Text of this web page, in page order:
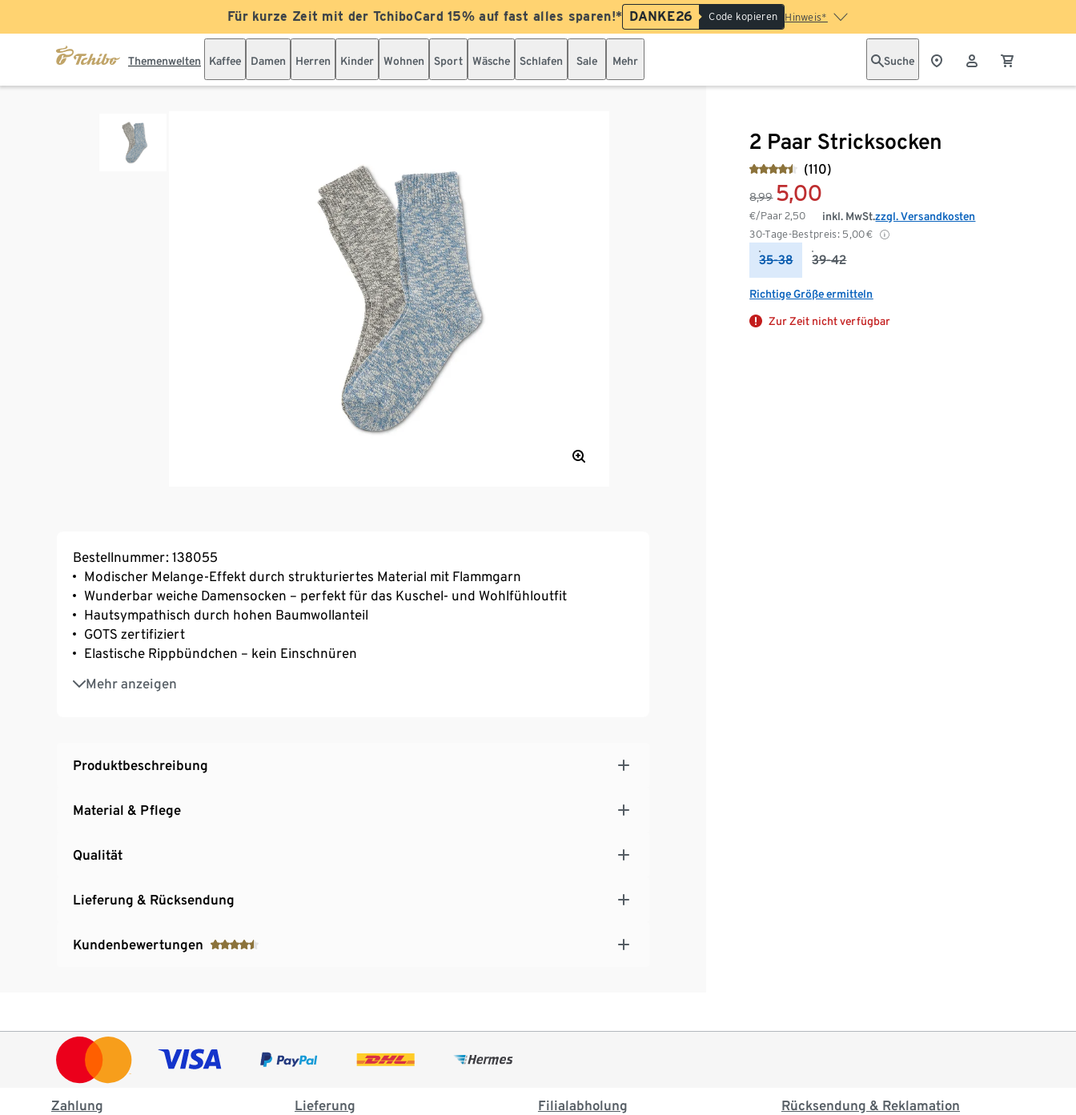
Für kurze Zeit mit der TchiboCard 15% auf fast alles sparen!* DANKE26 Code kopieren Hinweis*
Themenwelten Kaffee Damen Herren Kinder Wohnen Sport Wäsche Schlafen Sale Mehr Suche
2 Paar Stricksocken
(110)
8,99 5,00
€/Paar2,50
30-Tage-Bestpreis: 5,00€
inkl. MwSt.zzgl. Versandkosten
35-38 39-42
Richtige Größe ermitteln
Zur Zeit nicht verfügbar
Bestellnummer: 138055
Modischer Melange-Effekt durch strukturiertes Material mit Flammgarn
Wunderbar weiche Damensocken – perfekt für das Kuschel- und Wohlfühloutfit
Hautsympathisch durch hohen Baumwollanteil
GOTS zertifiziert
Elastische Rippbündchen – kein Einschnüren
Mehr anzeigen
Verstärkte Spitze und Ferse
Mit Elasthan: formbeständig, perfekter Sitz, hoher Tragekomfort
Produktbeschreibung
Material & Pflege
Qualität
Lieferung & Rücksendung
Kundenbewertungen
Zahlung Lieferung Filialabholung Rücksendung & Reklamation